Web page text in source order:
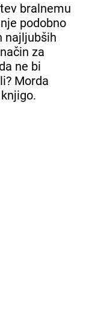
bralnemu
podobno
najljubših
za
ne bi
Morda